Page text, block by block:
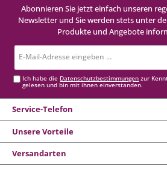
Abonnieren Sie jetzt einfach unseren
Newsletter und Sie werden stets unter
Produkte und Angebote
Mail-
Ich habe die Datenschutzbestimmungen zur
gelesen und bin mit ihnen einverstanden.
Service-Telefon
Unsere Vorteile
Versandarten